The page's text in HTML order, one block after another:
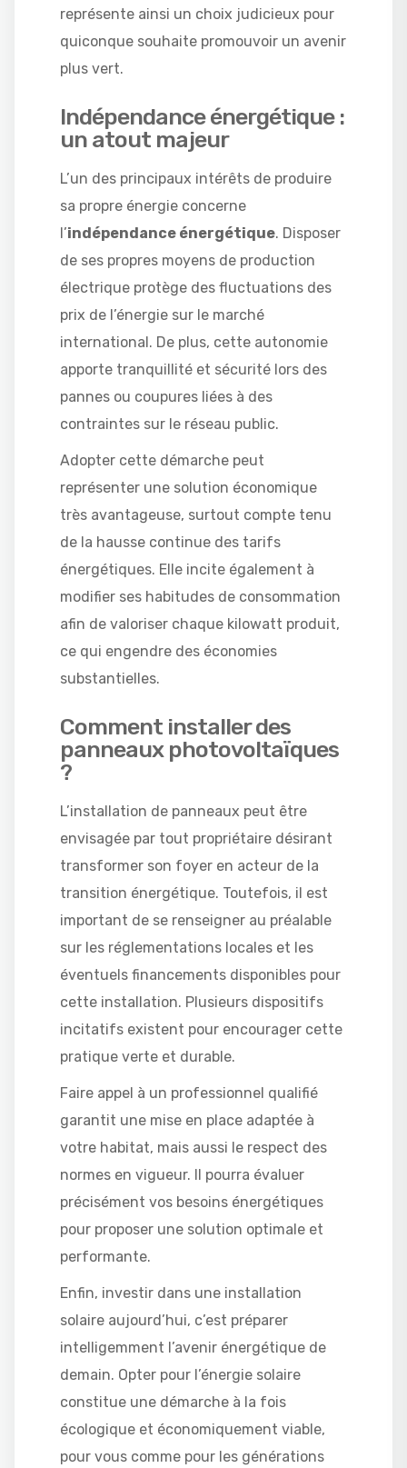
représente ainsi un choix judicieux pour
quiconque souhaite promouvoir un avenir
plus vert.
Indépendance énergétique :
un atout majeur
L’un des principaux intérêts de produire
sa propre énergie concerne
l’indépendance énergétique. Disposer
de ses propres moyens de production
électrique protège des fluctuations des
prix de l’énergie sur le marché
international. De plus, cette autonomie
apporte tranquillité et sécurité lors des
pannes ou coupures liées à des
contraintes sur le réseau public.
Adopter cette démarche peut
représenter une solution économique
très avantageuse, surtout compte tenu
de la hausse continue des tarifs
énergétiques. Elle incite également à
modifier ses habitudes de consommation
afin de valoriser chaque kilowatt produit,
ce qui engendre des économies
substantielles.
Comment installer des
panneaux photovoltaïques
?
L’installation de panneaux peut être
envisagée par tout propriétaire désirant
transformer son foyer en acteur de la
transition énergétique. Toutefois, il est
important de se renseigner au préalable
sur les réglementations locales et les
éventuels financements disponibles pour
cette installation. Plusieurs dispositifs
incitatifs existent pour encourager cette
pratique verte et durable.
Faire appel à un professionnel qualifié
garantit une mise en place adaptée à
votre habitat, mais aussi le respect des
normes en vigueur. Il pourra évaluer
précisément vos besoins énergétiques
pour proposer une solution optimale et
performante.
Enfin, investir dans une installation
solaire aujourd’hui, c’est préparer
intelligemment l’avenir énergétique de
demain. Opter pour l’énergie solaire
constitue une démarche à la fois
écologique et économiquement viable,
pour vous comme pour les générations